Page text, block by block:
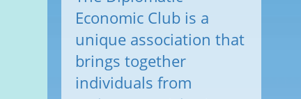
Economic Club is a
unique association that
brings together
individuals from